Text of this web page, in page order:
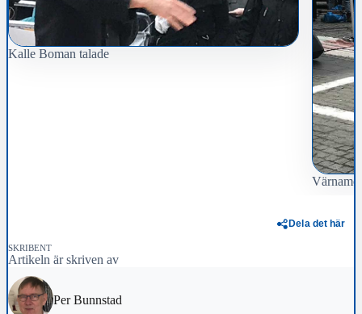
Kalle Boman talade
Värnamo
Dela det här
SKRIBENT
Artikeln är skriven av
Per Bunnstad